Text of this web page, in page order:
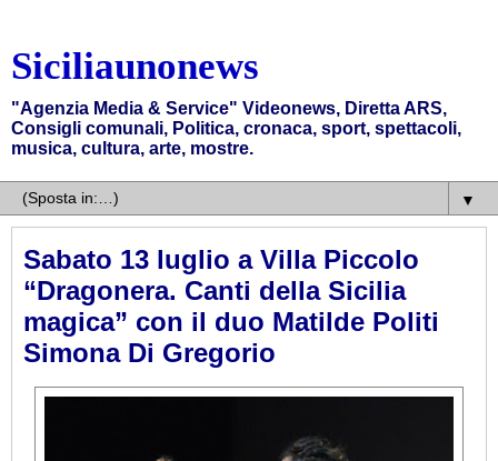
Siciliaunonews
"Agenzia Media & Service" Videonews, Diretta ARS,
Consigli comunali, Politica, cronaca, sport, spettacoli,
musica, cultura, arte, mostre.
▼
Sabato 13 luglio a Villa Piccolo
“Dragonera. Canti della Sicilia
magica” con il duo Matilde Politi
Simona Di Gregorio